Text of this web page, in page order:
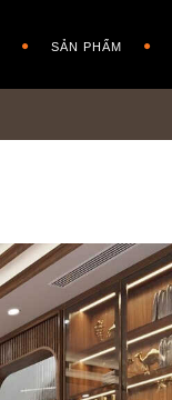
SẢN PHẨM